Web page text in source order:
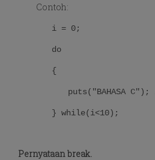
Contoh:
i = 0;
do
{
puts("BAHASA C");
} while(i<10);
Pernyataan break.